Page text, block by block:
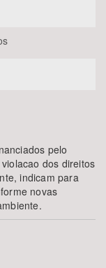
pelo
dos direitos
indicam para
novas